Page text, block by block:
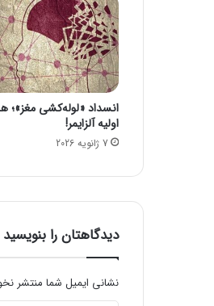
ب
ه
ا
ر
ب
ه
ا
ف
غ
ن
ا
ا
ز
س
انسداد «لوله‌کشی مغز»؛
اولیه آلزایمر!
7 ژانویه 2026
دیدگاهتان را بنویسید
نشانی ایمیل شما منتشر